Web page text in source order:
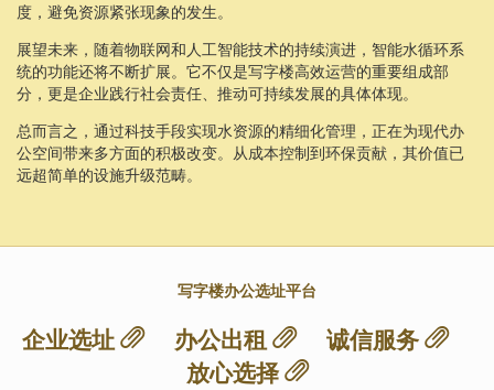
度，避免资源紧张现象的发生。
展望未来，随着物联网和人工智能技术的持续演进，智能水循环系
统的功能还将不断扩展。它不仅是写字楼高效运营的重要组成部
分，更是企业践行社会责任、推动可持续发展的具体体现。
总而言之，通过科技手段实现水资源的精细化管理，正在为现代办
公空间带来多方面的积极改变。从成本控制到环保贡献，其价值已
远超简单的设施升级范畴。
写字楼办公选址平台
企业选址 办公出租
诚信服务
放心选择